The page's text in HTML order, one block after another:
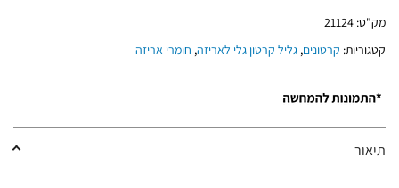
מק"ט: 21124
קטגוריות: קרטונים, גליל קרטון גלי לאריזה, חומרי אריזה
תיאור